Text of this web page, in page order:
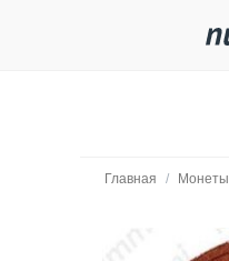
Главная / Монеты